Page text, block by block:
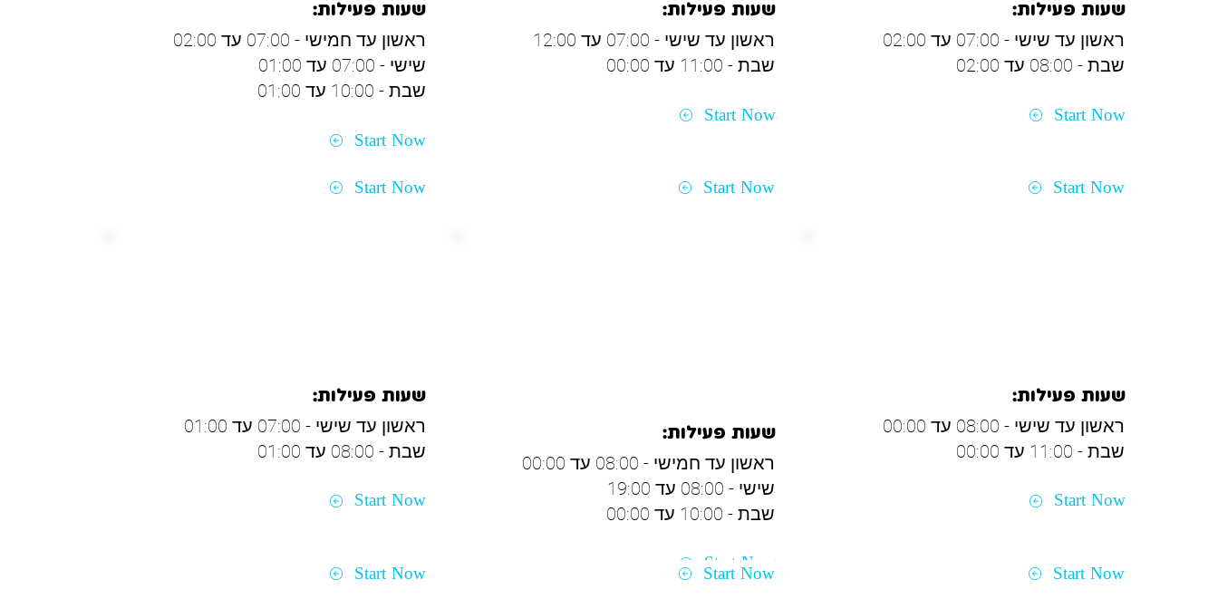
שעות פעילות:
ראשון עד שישי - 07:00 עד 02:00
שבת - 08:00 עד 02:00
Start Now
Start Now
שעות פעילות:
ראשון עד שישי - 07:00 עד 12:00
שבת - 11:00 עד 00:00
Start Now
Start Now
שעות פעילות:
ראשון עד חמישי - 07:00 עד 02:00
שישי - 07:00 עד 01:00
שבת - 10:00 עד 01:00
Start Now
Start Now
שעות פעילות:
ראשון עד שישי - 08:00 עד 00:00
שבת - 11:00 עד 00:00
Start Now
Start Now
שעות פעילות:
ראשון עד חמישי - 08:00 עד 00:00
שישי - 08:00 עד 19:00
שבת - 10:00 עד 00:00
Start Now
Start Now
שעות פעילות:
ראשון עד שישי - 07:00 עד 01:00
שבת - 08:00 עד 01:00
Start Now
Start Now